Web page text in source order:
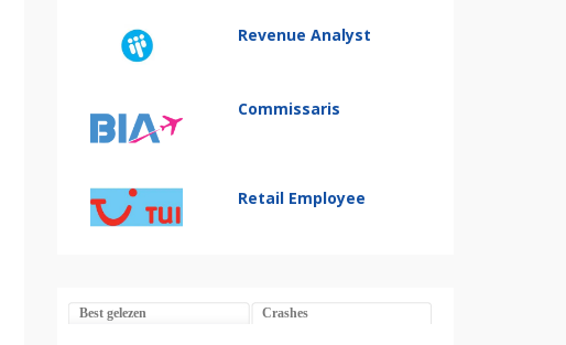
Revenue Analyst
Commissaris
Retail Employee
Best gelezen Crashes